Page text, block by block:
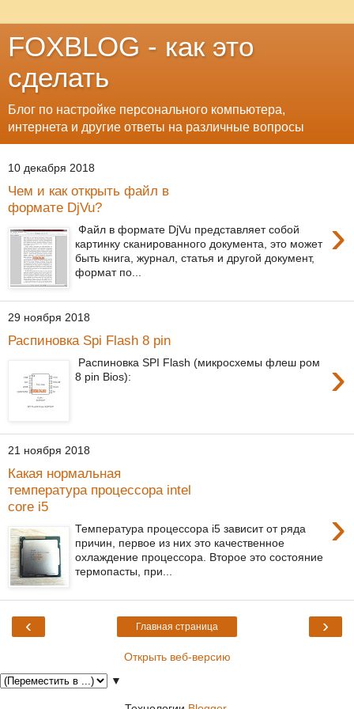
FOXBLOG - как это
сделать
Блог по настройке персонального компьютера,
интернета и другие ответы на различные вопросы
10 декабря 2018
Чем и как открыть файл в
формате DjVu?
›
Файл в формате DjVu представляет собой
картинку сканированного документа, это может
быть книга, журнал, статья и другой документ,
формат по...
29 ноября 2018
Распиновка Spi Flash 8 pin
›
Распиновка SPI Flash (микросхемы флеш ром
8 pin Bios):
21 ноября 2018
Какая нормальная
температура процессора intel
core i5
›
Температура процессора i5 зависит от ряда
причин, первое из них это качественное
охлаждение процессора. Второе это состояние
термопасты, при...
‹ ›
Главная страница
Открыть веб-версию
▼